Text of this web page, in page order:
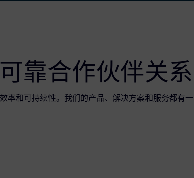
靠合作伙伴关系
率和可持续性。我们的产品、解决方案和服务都有一